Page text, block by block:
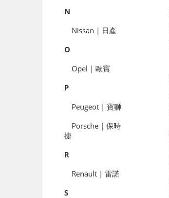
N
Nissan | 日產
O
Opel | 歐寶
P
Peugeot | 寶獅
Porsche | 保時
捷
R
Renault | 雷諾
S